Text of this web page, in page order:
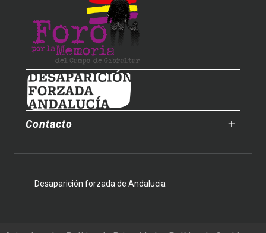
Contacto
Desaparición forzada de Andalucia